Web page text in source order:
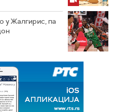
у Жалгирис, па